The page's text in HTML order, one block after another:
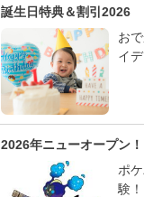
誕生日特典＆割引2026
お
イ
2026年ニューオープン！
ポ
験